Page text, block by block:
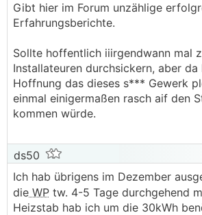
Gibt hier im Forum unzählige
Erfahrungsberichte.
Sollte hoffentlich iiirgendwann mal
Installateuren durchsickern, aber
Hoffnung das dieses s*** Gewerk
einmal einigermaßen rasch aif den
kommen würde.
ds50
Ich hab übrigens im Dezember
die WP tw. 4-5 Tage durchgehend
Heizstab hab ich um die 30kWh